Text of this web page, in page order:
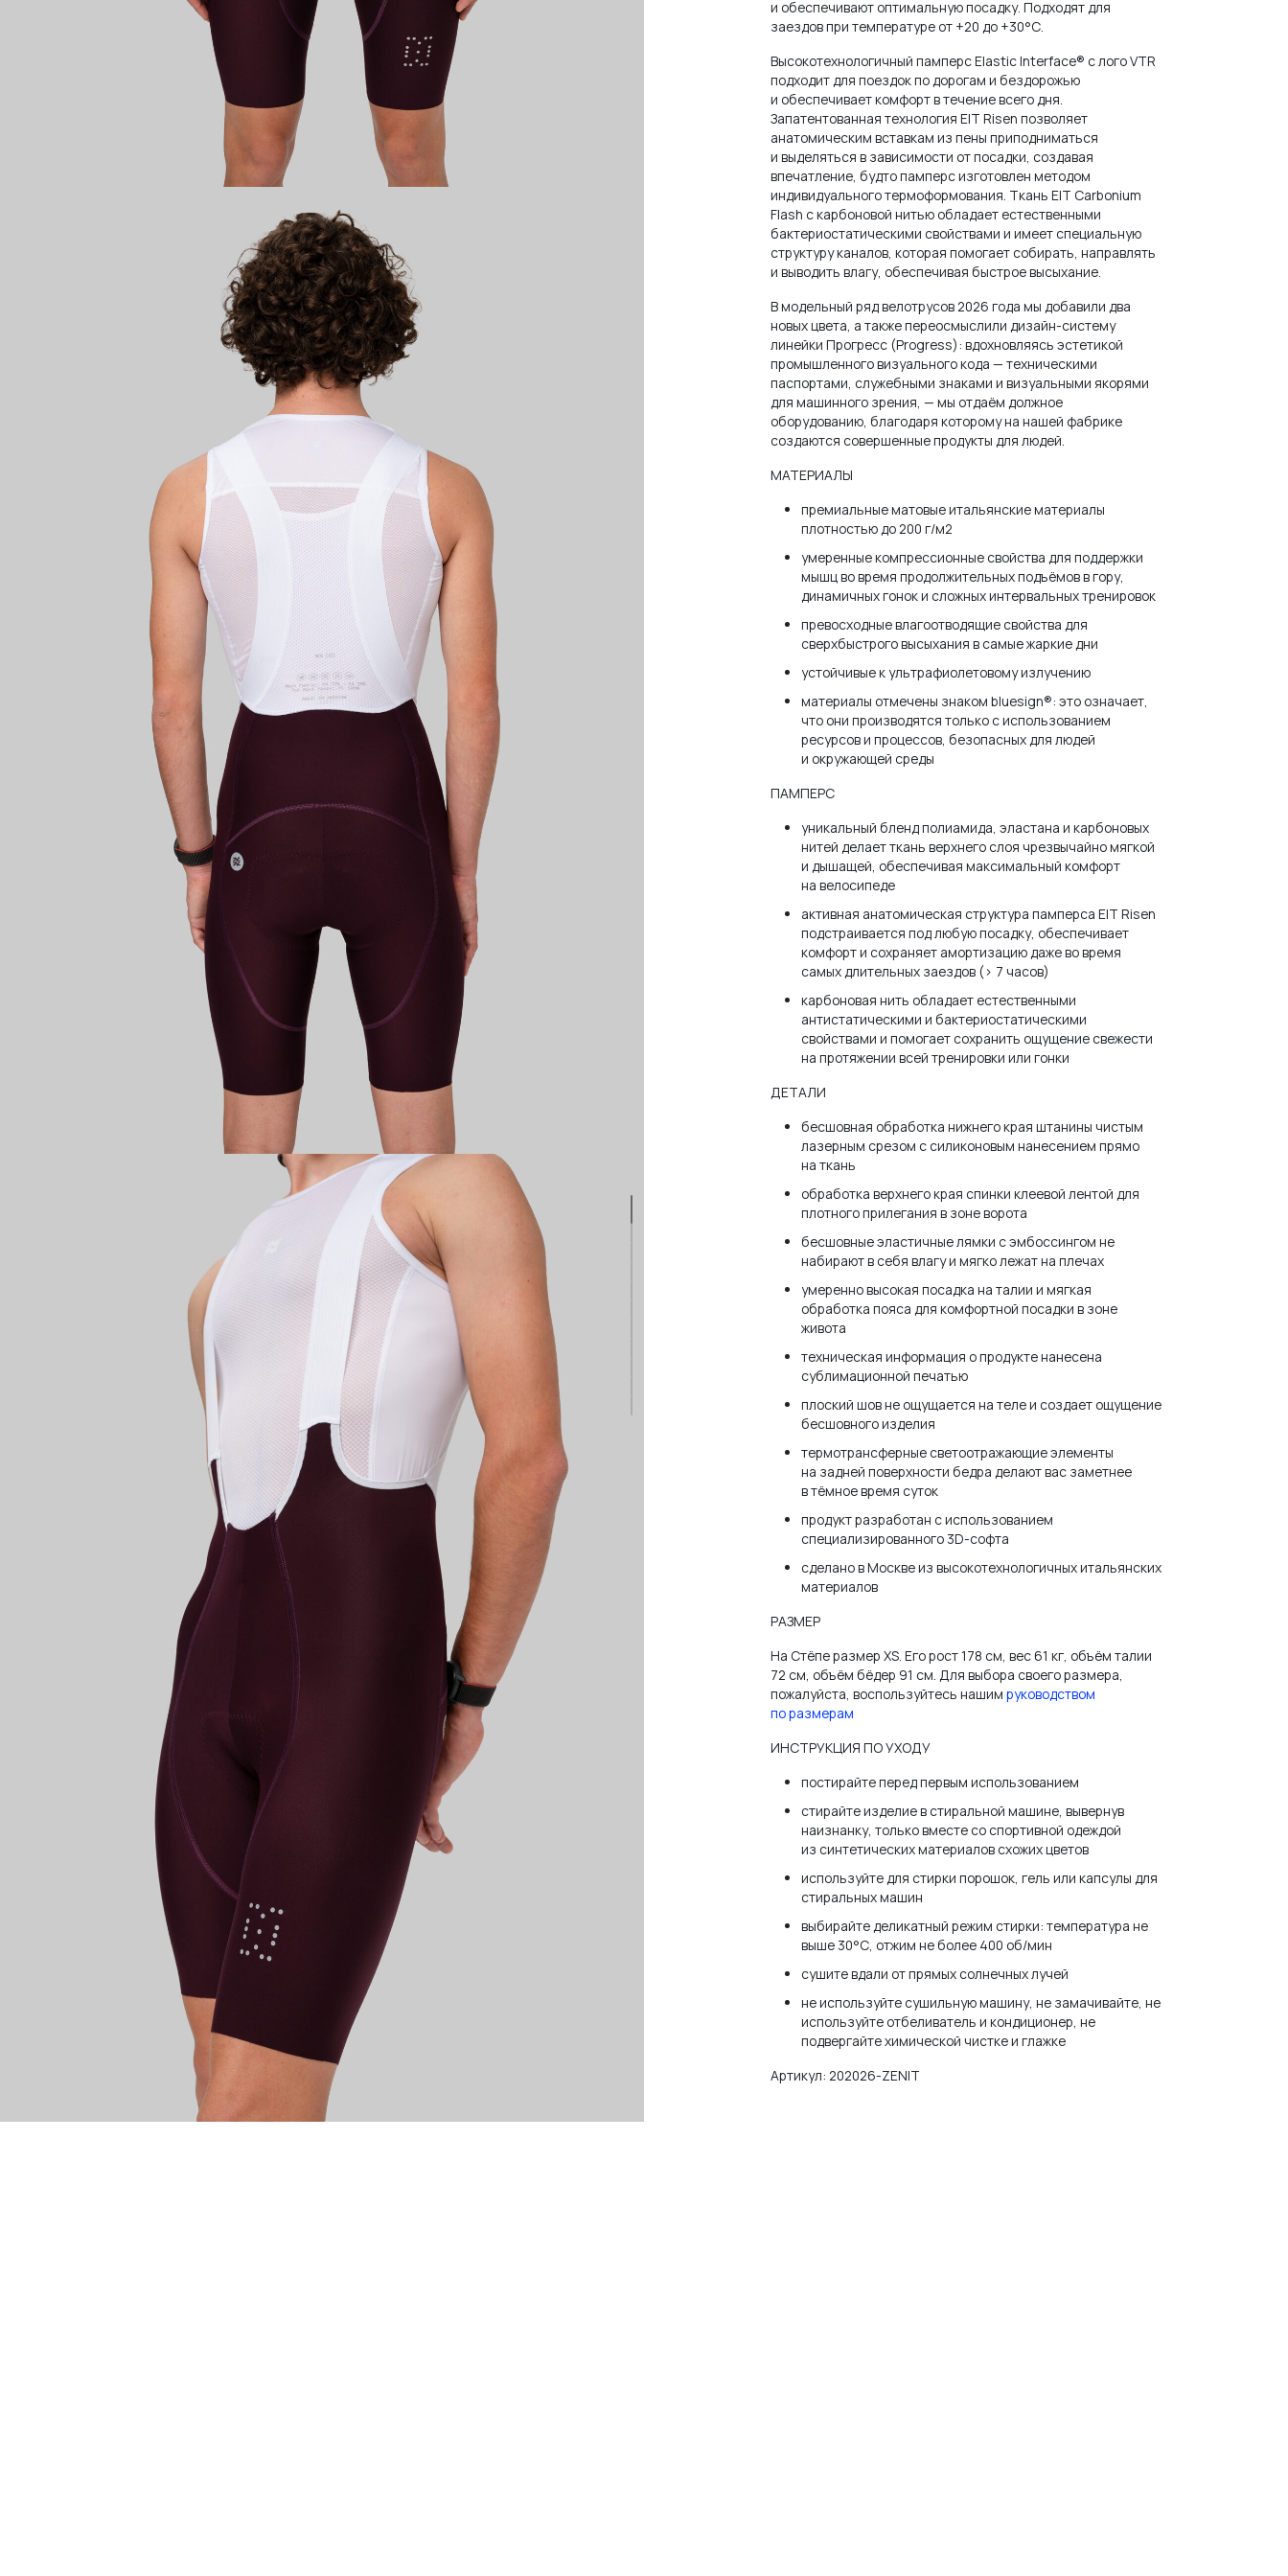
Имя пользователя или email
Пароль
Запомнить меня ЗАБЫЛИ ПАРОЛЬ?
НЕТ АККАУНТА?
и обеспечивают оптимальную посадку. Подходят для
заездов при температуре от +20 до +30°С.
Высокотехнологичный памперс Elastic Interface® с лого VTR
подходит для поездок по дорогам и бездорожью
и обеспечивает комфорт в течение всего дня.
Запатентованная технология EIT Risen позволяет
анатомическим вставкам из пены приподниматься
и выделяться в зависимости от посадки, создавая
впечатление, будто памперс изготовлен методом
индивидуального термоформования. Ткань EIT Carbonium
Flash с карбоновой нитью обладает естественными
бактериостатическими свойствами и имеет специальную
структуру каналов, которая помогает собирать, направлять
и выводить влагу, обеспечивая быстрое высыхание.
В модельный ряд велотрусов 2026 года мы добавили два
новых цвета, а также переосмыслили дизайн-систему
линейки Прогресс (Progress): вдохновляясь эстетикой
промышленного визуального кода — техническими
паспортами, служебными знаками и визуальными якорями
для машинного зрения, — мы отдаём должное
оборудованию, благодаря которому на нашей фабрике
создаются совершенные продукты для людей.
МАТЕРИАЛЫ
премиальные матовые итальянские материалы
плотностью до 200 г/м2
умеренные компрессионные свойства для поддержки
мышц во время продолжительных подъёмов в гору,
динамичных гонок и сложных интервальных тренировок
превосходные влагоотводящие свойства для
сверхбыстрого высыхания в самые жаркие дни
устойчивые к ультрафиолетовому излучению
материалы отмечены знаком bluesign®: это означает,
что они производятся только с использованием
ресурсов и процессов, безопасных для людей
и окружающей среды
ПАМПЕРС
уникальный бленд полиамида, эластана и карбоновых
нитей делает ткань верхнего слоя чрезвычайно мягкой
и дышащей, обеспечивая максимальный комфорт
на велосипеде
активная анатомическая структура памперса EIT Risen
подстраивается под любую посадку, обеспечивает
комфорт и сохраняет амортизацию даже во время
самых длительных заездов (> 7 часов)
карбоновая нить обладает естественными
антистатическими и бактериостатическими
свойствами и помогает сохранить ощущение свежести
на протяжении всей тренировки или гонки
ДЕТАЛИ
бесшовная обработка нижнего края штанины чистым
лазерным срезом с силиконовым нанесением прямо
на ткань
обработка верхнего края спинки клеевой лентой для
плотного прилегания в зоне ворота
бесшовные эластичные лямки с эмбоссингом не
набирают в себя влагу и мягко лежат на плечах
умеренно высокая посадка на талии и мягкая
обработка пояса для комфортной посадки в зоне
живота
техническая информация о продукте нанесена
сублимационной печатью
плоский шов не ощущается на теле и создает ощущение
бесшовного изделия
термотрансферные светоотражающие элементы
на задней поверхности бедра делают вас заметнее
в тёмное время суток
продукт разработан с использованием
специализированного 3D-софта
сделано в Москве из высокотехнологичных итальянских
материалов
РАЗМЕР
На Стёпе размер XS. Его рост 178 см, вес 61 кг, объём талии
72 см, объём бёдер 91 см. Для выбора своего размера,
пожалуйста, воспользуйтесь нашим руководством
по размерам
ИНСТРУКЦИЯ ПО УХОДУ
постирайте перед первым использованием
стирайте изделие в стиральной машине, вывернув
наизнанку, только вместе со спортивной одеждой
из синтетических материалов схожих цветов
используйте для стирки порошок, гель или капсулы для
стиральных машин
выбирайте деликатный режим стирки: температура не
выше 30°С, отжим не более 400 об/мин
сушите вдали от прямых солнечных лучей
не используйте сушильную машину, не замачивайте, не
используйте отбеливатель и кондиционер, не
подвергайте химической чистке и глажке
Артикул: 202026-ZENIT